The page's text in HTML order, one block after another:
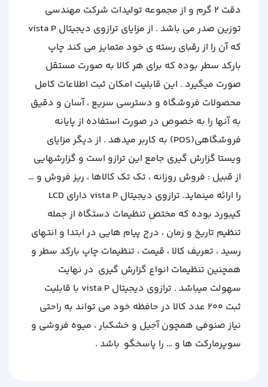
دقت ۲ گرم و از مجموعه تولیدات شرکت مهندسی
توزین صدر می باشد . از مزایای ترازوی دیجیتال vista P
که آن را از رقبای رسته ی خود متمایز می کند چاپ
بارکد سطر بوده که برای هر کالا به صورت مستقل
صورت میگیرد . این قابلیت امکان ثبت اطلاعات کامل
محصولات فروشگاه و دسترسی سریع ، آسان و دقیق
به آنها را به خصوص در صورت استفاده از پایانه
فروشگاهی(POS) به کاربر میدهد . از دیگر مزایای
ویستا گزارش گیری جامع این ترازو است و گزارشهایی
از قبیل : فروش روزانه ، تک تک کالاها ، ریز فروش و …
را ارائه مینماید. ترازوی دیجیتال vista P دارای LCD
کیبورد بوده که مختص تنظیمات دستگاه از جمله
تنظیم تاریخ و زمان ، درج پیام هایی در ابتدا و انتهای
رسید ، تعریف کالا ، قیمت ، تنظیمات چاپ بارکد سطر و
همچنین تنظیمات انواع گزارش گیری در نهایت
سهولت میباشد . ترازوی دیجیتال vista P با قابلیت
ثبت ۲۰۰ عدد کالا در حافظه خود می تواند به راحتی
نیاز صنوفی همچون آجیل و خشکبار ، میوه فروشی و
سوپرمارکت ها و … را پاسخگو باشد .